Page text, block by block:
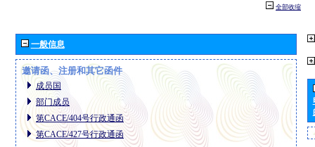
全部收缩
一般信息
邀请函、注册和其它函件
成员国
部门成员
第CACE/404号行政通函
第CACE/427号行政通函